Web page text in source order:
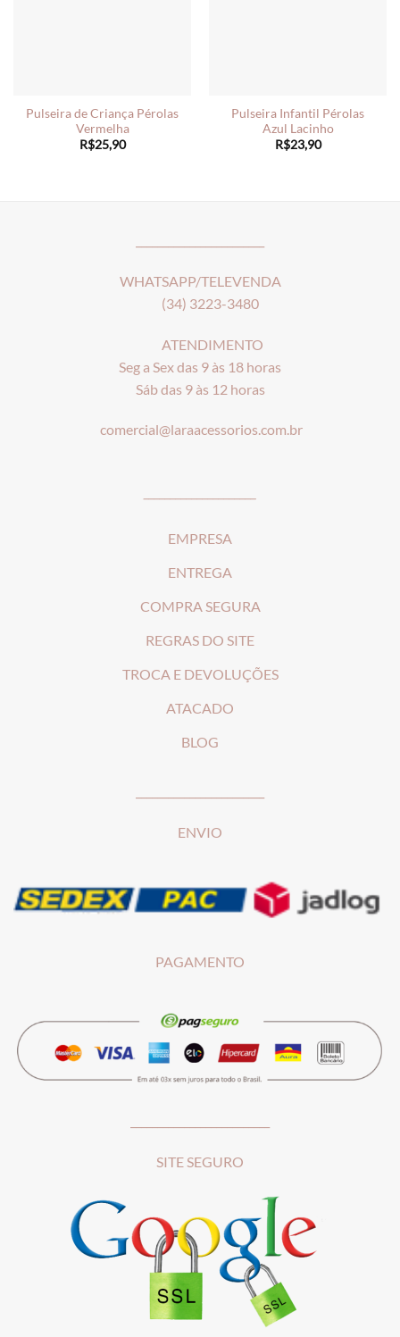
Pulseira de Criança Pérolas
Vermelha
R$25,90
Pulseira Infantil Pérolas
Azul Lacinho
R$23,90
WHATSAPP/TELEVENDA
(34) 3223-3480
ATENDIMENTO
Seg a Sex das 9 às 18 horas
Sáb das 9 às 12 horas
comercial@laraacessorios.com.br
EMPRESA
ENTREGA
COMPRA SEGURA
REGRAS DO SITE
TROCA E DEVOLUÇÕES
ATACADO
BLOG
ENVIO
PAGAMENTO
SITE SEGURO